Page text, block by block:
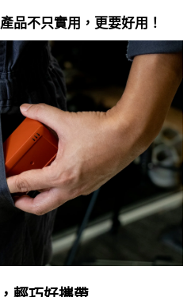
品不只實用，更要好用！